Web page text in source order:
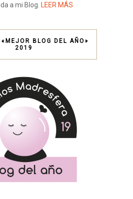
a mi Blog. LEER MÁS
BLOG DEL AÑO»
2019